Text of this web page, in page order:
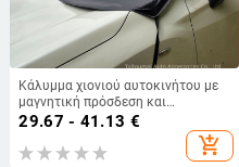
Κάλυμμα χιονιού αυτοκινήτου με
μαγνητική πρόσδεση και
αντηλιακή ασπίδα, κατάλληλο για
όλα τα μοντέλα PVC κάλυμμα
29.67 - 41.13 €
add_shopping_cart